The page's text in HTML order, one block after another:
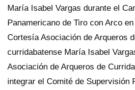
María Isabel Vargas durante el
Panamericano de Tiro con Arco
Cortesía Asociación de Arqueros
curridabatense María Isabel
Asociación de Arqueros de
integrar el Comité de Supervisión